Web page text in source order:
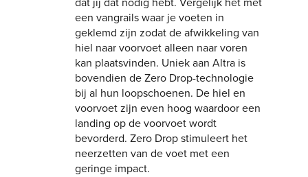
dat jij dat nodig hebt. Vergelijk het met
een vangrails waar je voeten in
geklemd zijn zodat de afwikkeling van
hiel naar voorvoet alleen naar voren
kan plaatsvinden. Uniek aan Altra is
bovendien de Zero Drop-technologie
bij al hun loopschoenen. De hiel en
voorvoet zijn even hoog waardoor een
landing op de voorvoet wordt
bevorderd. Zero Drop stimuleert het
neerzetten van de voet met een
geringe impact.